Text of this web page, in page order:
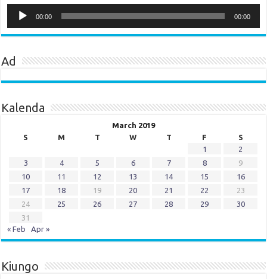
Player
00:00 00:00
Ad
Kalenda
March 2019
S
M T W T F
S
1
2
3
4 5 6 7 8
9
10
11 12 13 14 15
16
17
18 19 20 21 22
23
24
25 26 27 28 29
30
31
« Feb
Apr »
Kiungo